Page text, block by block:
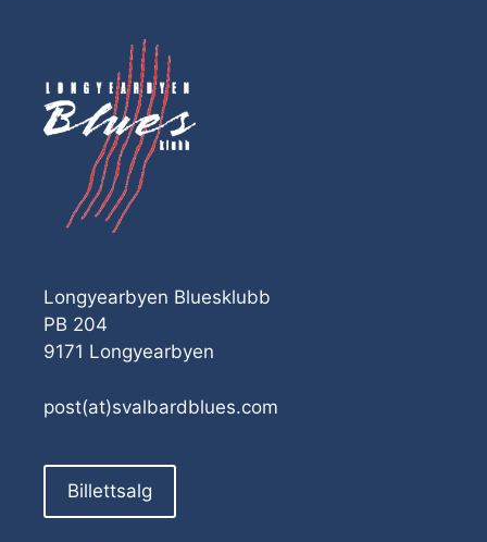
Longyearbyen Bluesklubb
PB 204
9171 Longyearbyen
post(at)svalbardblues.com
Billettsalg